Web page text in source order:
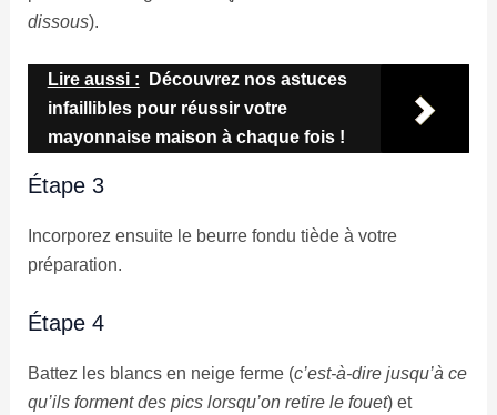
dissous).
Lire aussi :
Découvrez nos astuces
infaillibles pour réussir votre
mayonnaise maison à chaque fois !
Étape 3
Incorporez ensuite le beurre fondu tiède à votre
préparation.
Étape 4
Battez les blancs en neige ferme (c’est-à-dire jusqu’à ce
qu’ils forment des pics lorsqu’on retire le fouet) et